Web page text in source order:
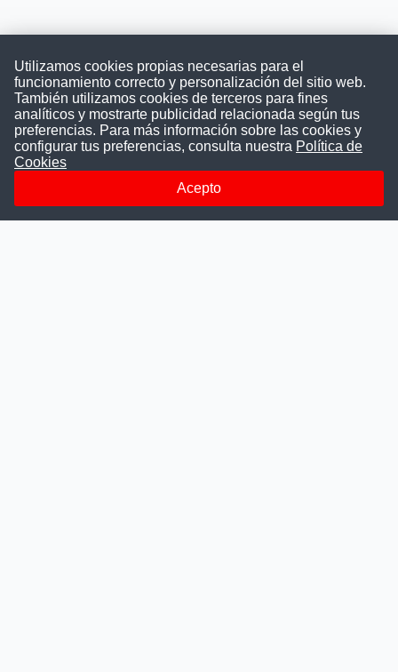
Convocatoriasdetrabajo.com
ConvocatoriasDeTrabajo.com es una plataforma informativa
la difusión y transparencia de los concursos públicos, además
ayudamos a las instituciones a encontrar a los mejores
talentos. A nuestros usuarios le brindamos en un solo lugar
Utilizamos cookies propias necesarias para el
funcionamiento correcto y personalización del sitio web.
También utilizamos cookies de terceros para fines
analíticos y mostrarte publicidad relacionada según tus
preferencias. Para más información sobre las cookies y
configurar tus preferencias, consulta nuestra Política de
Cookies
Acepto